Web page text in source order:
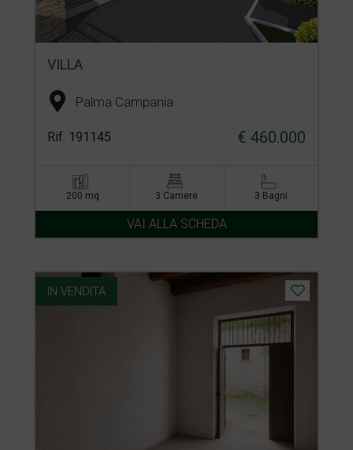
VILLA
Palma Campania
Rif. 191145 € 460.000
200 mq 3 Camere 3 Bagni
VAI ALLA SCHEDA
IN VENDITA